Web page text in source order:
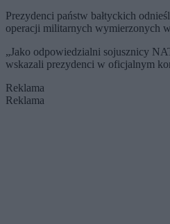
Prezydenci państw bałtyckich
operacji militarnych wymierzonych
„Jako odpowiedzialni sojusznicy
wskazali prezydenci w oficjalnym
Reklama
Reklama